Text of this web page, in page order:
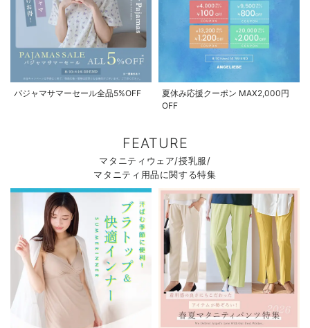
パジャマサマーセール全品5%OFF
夏休み応援クーポン MAX2,000円
OFF
FEATURE
マタニティウェア/授乳服/
マタニティ用品に関する特集